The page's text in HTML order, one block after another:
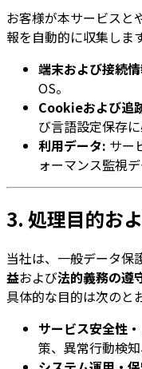
お客様が本サービスと
報を自動的に収集します
端末および接続
OS。
Cookieおよび追
び言語設定保存
利用データ: サー
ォーマンス監視デ
3. 処理目的お
当社は、一般データ保
益および法的義務の遵
具体的な目的は次のと
サービス安全性
策、異常行動検